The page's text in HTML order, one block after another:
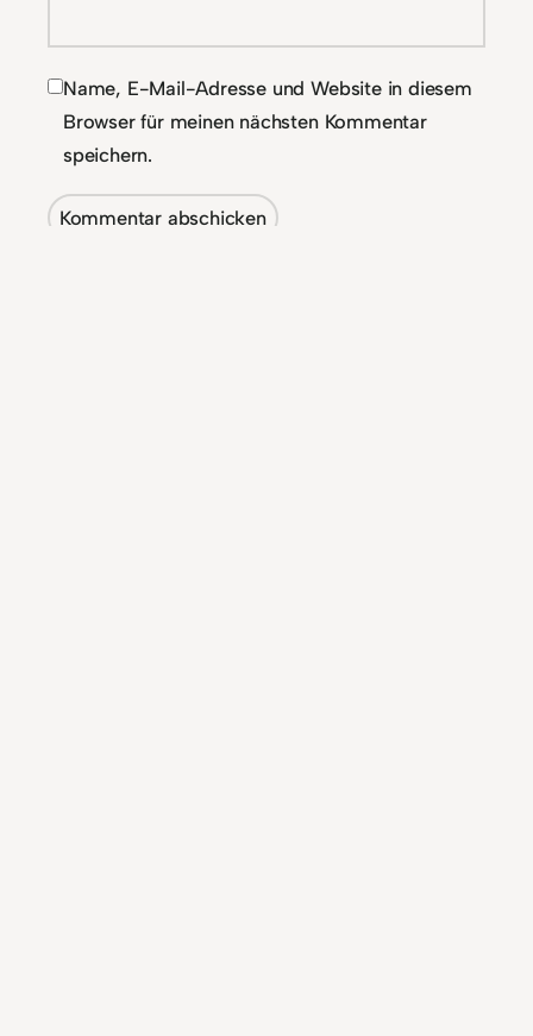
Name, E-Mail-Adresse und Website in diesem
Browser für meinen nächsten Kommentar
speichern.